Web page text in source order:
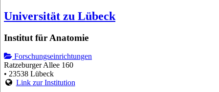
Universität zu Lübeck
Institut für Anatomie
Forschungseinrichtungen
Ratzeburger Allee 160
• 23538 Lübeck
Link zur Institution